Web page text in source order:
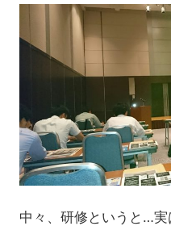
中々、研修というと…